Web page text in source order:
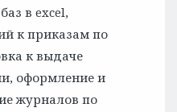
в excel,
к приказам по
к выдаче
оформление и
журналов по